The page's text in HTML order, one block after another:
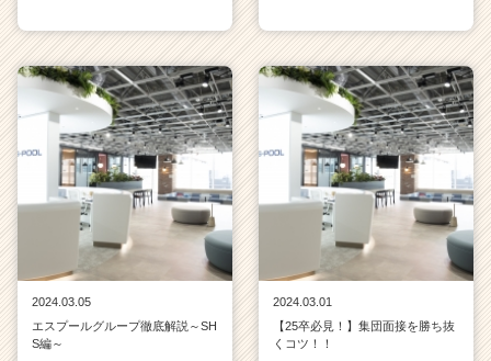
2024.03.05
エスプールグループ徹底解説～SH
S編～
2024.03.01
【25卒必見！】集団面接を勝ち抜
くコツ！！